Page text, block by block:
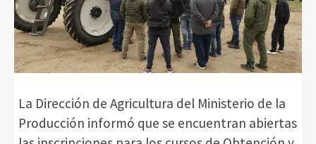
La Dirección de Agricultura del Ministerio de la
Producción informó que se encuentran abiertas